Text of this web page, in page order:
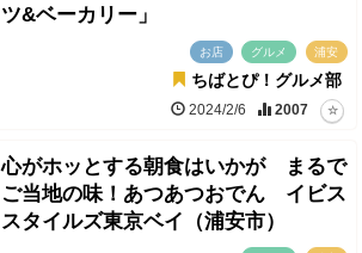
ツ&ベーカリー」
お店 グルメ 浦安
ちばとぴ！グルメ部
2024/2/6 2007
心がホッとする朝食はいかが まるで
ご当地の味！あつあつおでん イビス
スタイルズ東京ベイ（浦安市）